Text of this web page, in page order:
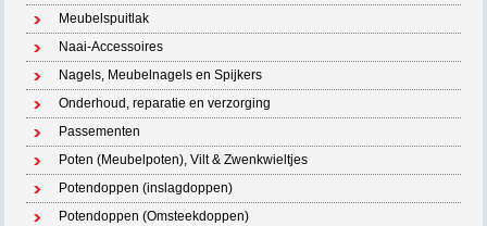
Meubelspuitlak
Naai-Accessoires
Nagels, Meubelnagels en Spijkers
Onderhoud, reparatie en verzorging
Passementen
Poten (Meubelpoten), Vilt & Zwenkwieltjes
Potendoppen (inslagdoppen)
Potendoppen (Omsteekdoppen)